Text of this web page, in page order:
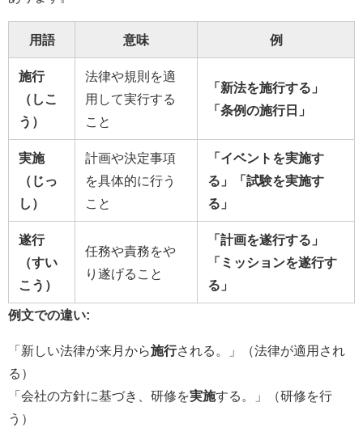
用語 意味 例
施行
（しこ
う）
法律や規則を適
用して実行する
こと
「新法を施行する」
「条例の施行日」
実施
（じっ
し）
計画や決定事項
を具体的に行う
こと
「イベントを実施す
る」「試験を実施す
る」
遂行
（すい
こう）
任務や責務をや
り遂げること
「計画を遂行する」
「ミッションを遂行す
る」
例文での違い:
「新しい法律が来月から施行される。」（法律が適用され
る）
「会社の方針に基づき、研修を実施する。」（研修を行
う）